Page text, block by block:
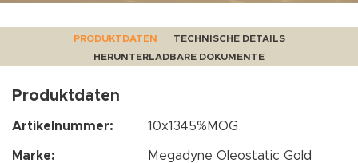
PRODUKTDATEN
TECHNISCHE DETAILS
HERUNTERLADBARE DOKUMENTE
Produktdaten
Artikelnummer: 10x1345%MOG
Marke: Megadyne Oleostatic Gold